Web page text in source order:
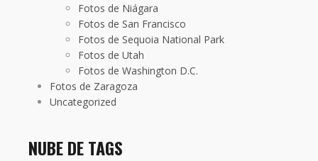
Fotos de Niágara
Fotos de San Francisco
Fotos de Sequoia National Park
Fotos de Utah
Fotos de Washington D.C.
Fotos de Zaragoza
Uncategorized
NUBE DE TAGS